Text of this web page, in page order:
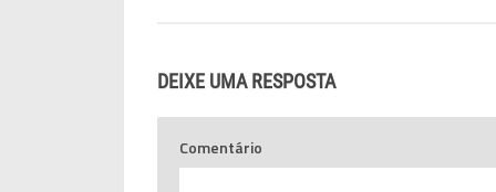
DEIXE UMA RESPOSTA
Comentário